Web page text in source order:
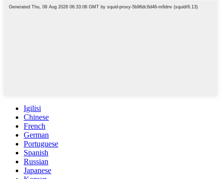
Igilisi
Chinese
French
German
Portuguese
Spanish
Russian
Japanese